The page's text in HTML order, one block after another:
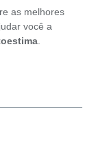
as melhores
você a